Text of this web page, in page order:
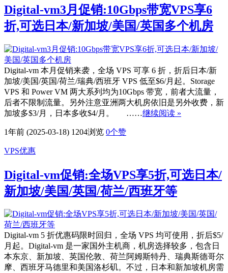
Digital-vm3月促销:10Gbps带宽VPS享6
折,可选日本/新加坡/美国/英国多个机房
Digital-vm 本月促销来袭，全场 VPS 可享 6 折，折后日本/新
加坡/美国/英国/荷兰/瑞典/西班牙 VPS 低至$6/月起。Storage
VPS 和 Power VM 两大系列均为10Gbps 带宽，前者大流量，
后者不限制流量。另外注意亚洲两大机房依旧是另外收费，新
加坡多$3/月，日本多收$4/月。 ……继续阅读 »
1年前 (2025-03-18) 1204浏览 0个赞
VPS优惠
Digital-vm促销:全场VPS享5折,可选日本/
新加坡/美国/英国/荷兰/西班牙等
Digital-vm 5 折优惠码限时回归，全场 VPS 均可使用，折后$5/
月起。Digital-vm 是一家国外主机商，机房选择较多，包含日
本东京、新加坡、英国伦敦、荷兰阿姆斯特丹、瑞典斯德哥尔
摩、西班牙马德里和美国洛杉矶。不过，日本和新加坡机房需